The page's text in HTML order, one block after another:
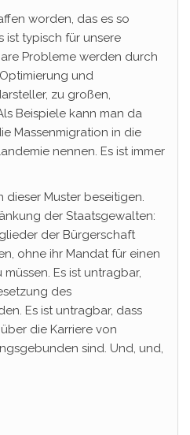
worden, das es so
ist typisch für unsere
Probleme werden durch
und
zu großen,
Beispiele kann man da
Massenmigration in die
nennen. Es ist immer
dieser Muster beseitigen.
der Staatsgewalten:
der Bürgerschaft
ohne ihr Mandat für einen
Es ist untragbar,
des
Es ist untragbar, dass
die Karriere von
sind. Und, und,